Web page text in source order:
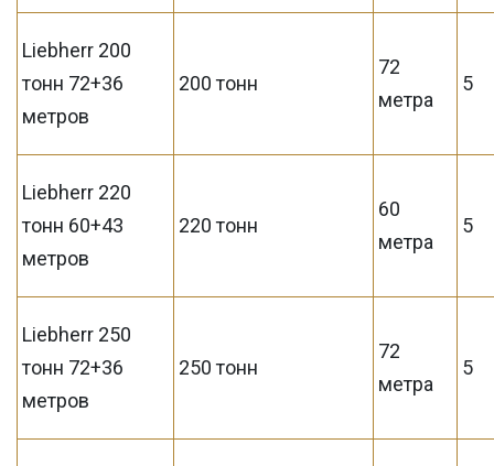
Liebherr 200
тонн 72+36
метров
200 тонн
72
метра
5
Liebherr 220
тонн 60+43
метров
220 тонн
60
метра
5
Liebherr 250
тонн 72+36
метров
250 тонн
72
метра
5